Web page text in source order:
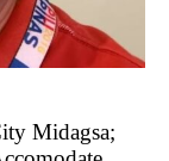
Midagsa;